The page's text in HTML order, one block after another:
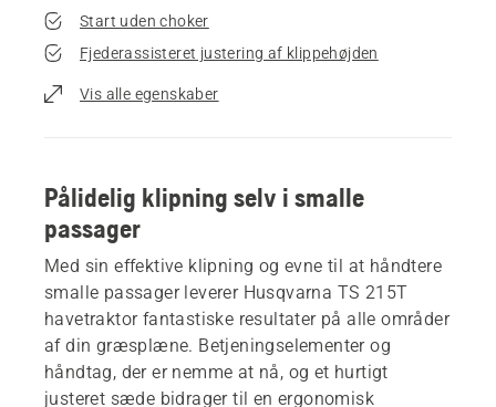
Start uden choker
Fjederassisteret justering af klippehøjden
Vis alle egenskaber
Pålidelig klipning selv i smalle
passager
Med sin effektive klipning og evne til at håndtere
smalle passager leverer Husqvarna TS 215T
havetraktor fantastiske resultater på alle områder
af din græsplæne. Betjeningselementer og
håndtag, der er nemme at nå, og et hurtigt
justeret sæde bidrager til en ergonomisk